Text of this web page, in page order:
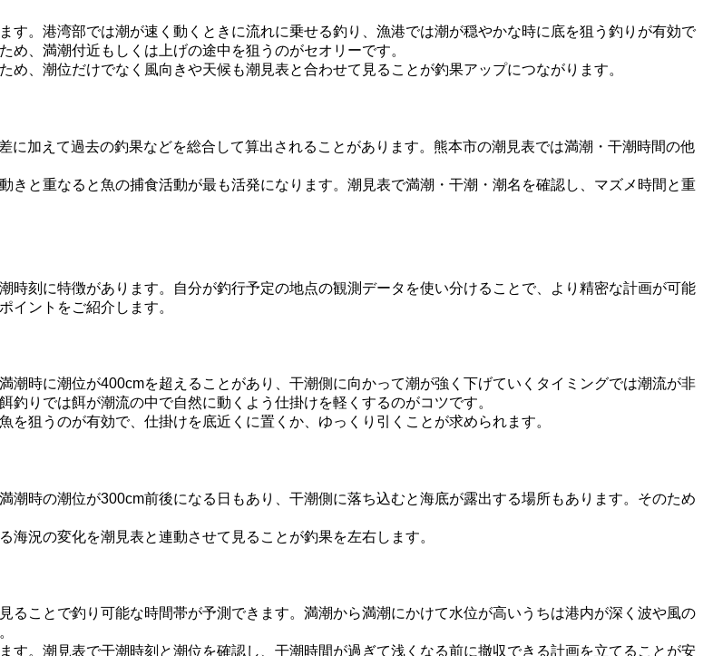
。港湾部では潮が速く動くときに流れに乗せる釣り、漁港では潮が穏やかな時に底を狙う釣りが有効で
、満潮付近もしくは上げの途中を狙うのがセオリーです。
、潮位だけでなく風向きや天候も潮見表と合わせて見ることが釣果アップにつながります。
加えて過去の釣果などを総合して算出されることがあります。熊本市の潮見表では満潮・干潮時間の他
と重なると魚の捕食活動が最も活発になります。潮見表で満潮・干潮・潮名を確認し、マズメ時間と重
刻に特徴があります。自分が釣行予定の地点の観測データを使い分けることで、より精密な計画が可能
イントをご紹介します。
時に潮位が400cmを超えることがあり、干潮側に向かって潮が強く下げていくタイミングでは潮流が非
りでは餌が潮流の中で自然に動くよう仕掛けを軽くするのがコツです。
狙うのが有効で、仕掛けを底近くに置くか、ゆっくり引くことが求められます。
時の潮位が300cm前後になる日もあり、干潮側に落ち込むと海底が露出する場所もあります。そのため
況の変化を潮見表と連動させて見ることが釣果を左右します。
ことで釣り可能な時間帯が予測できます。満潮から満潮にかけて水位が高いうちは港内が深く波や風の
。潮見表で干潮時刻と潮位を確認し、干潮時間が過ぎて浅くなる前に撤収できる計画を立てることが安